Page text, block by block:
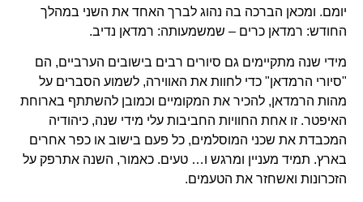
יומם. ומכאן הברכה בה נהוג לברך האחד את השני במהלך
החודש: רמדאן כרים – שמשמעותה: רמדאן נדיב.
מידי שנה מתקיימים גם סיורים רבים בישובים הערביים, הם
"סיורי הרמדאן" כדי לחוות את האווירה, לשמוע הסברים על
מהות הרמדאן, להכיר את המקומיים וכמובן להשתתף בארוחת
האיפטר. זו אחת החוויות החביבות עלי מידי שנה, כיהודיה
המכבדת את שכני המוסלמים, כל פעם בישוב או כפר אחרים
בארץ. תמיד מעניין ומרגש ו… טעים. כאמור, השנה אתרפק על
הזכרונות ואשחזר את הטעמים.